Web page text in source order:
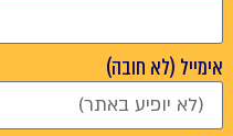
אימייל (לא חובה)